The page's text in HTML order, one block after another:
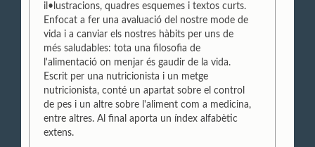
il•lustracions, quadres esquemes i textos curts.
Enfocat a fer una avaluació del nostre mode de
vida i a canviar els nostres hàbits per uns de
més saludables: tota una filosofia de
l'alimentació on menjar és gaudir de la vida.
Escrit per una nutricionista i un metge
nutricionista, conté un apartat sobre el control
de pes i un altre sobre l'aliment com a medicina,
entre altres. Al final aporta un índex alfabètic
extens.